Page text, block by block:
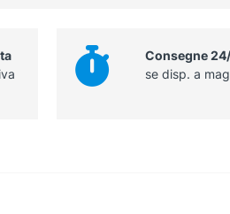
Consegne
se disp. a